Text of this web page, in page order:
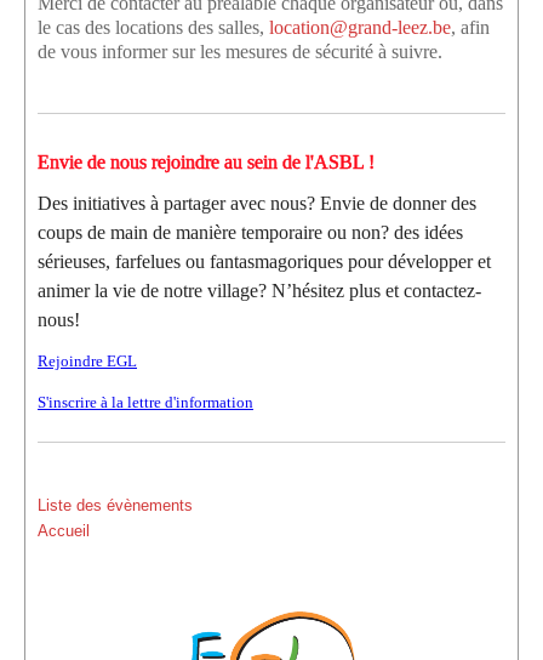
le cas des locations des salles, location@grand-leez.be, afin
de vous informer sur les mesures de sécurité à suivre.
Envie de nous rejoindre au sein de l'ASBL !
Des initiatives à partager avec nous? Envie de donner des
coups de main de manière temporaire ou non? des idées
sérieuses, farfelues ou fantasmagoriques pour développer et
animer la vie de notre village? N’hésitez plus et contactez-
nous!
Rejoindre EGL
S'inscrire à la lettre d'information
Liste des évènements
Accueil